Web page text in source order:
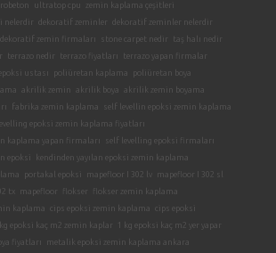
ultratop cpu
zemin kaplama çeşitleri
nelerdir
dekoratif zeminler
dekoratif zeminler nelerdir
dekoratif zemin firmaları stone carpet nedir
taş halı nedir
terrazo nedir terrazo fiyatları
terrazo yapan firmalar
ustası poliüretan kaplama
poliüretan boya
akrilik zemin akrilik boya akrilik zemin boyama
fabrika zemin kaplama
self levellin epoksi zemin kaplama
epoksi zemin kaplama fiyatları
kaplama yapan firmaları
self levelling epoksi firmaları
epoksi
kendinden yayılan epoksi zemin kaplama
portakal epoksi mapefloor I 302 lv
mapefloor I 302 sl
tx
mapefloor flokser
flokser zemin kaplama
kaplama
cips epoksi zemin kaplama cips epoksi
kg epoksi kaç m2 zemin kaplar
1 kg epoksi kaç m2 yer yapar
fiyatları
metalik epoksi zemin kaplama ankara